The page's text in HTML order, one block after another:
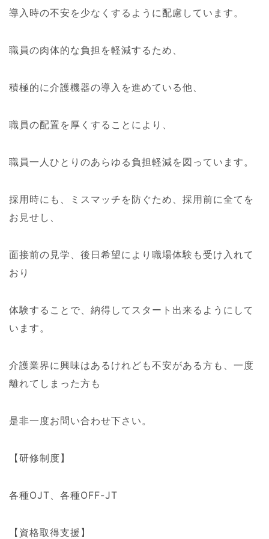
導入時の不安を少なくするように配慮しています。
職員の肉体的な負担を軽減するため、
積極的に介護機器の導入を進めている他、
職員の配置を厚くすることにより、
職員一人ひとりのあらゆる負担軽減を図っています。
採用時にも、ミスマッチを防ぐため、採用前に全てを
お見せし、
面接前の見学、後日希望により職場体験も受け入れて
おり
体験することで、納得してスタート出来るようにして
います。
介護業界に興味はあるけれども不安がある方も、一度
離れてしまった方も
是非一度お問い合わせ下さい。
【研修制度】
各種OJT、各種OFF-JT
【資格取得支援】